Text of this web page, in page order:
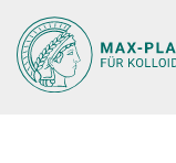
Hauptinhalt